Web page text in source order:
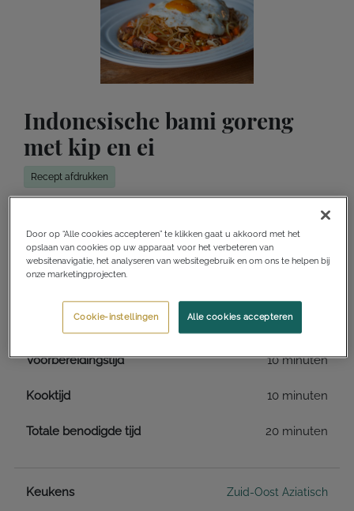
Indonesische bami goreng
met kip en ei
Recept afdrukken
Toevoegen aan receptenverzameling
Voorbereidingstijd 10 minuten
Kooktijd 10 minuten
Totale benodigde tijd 20 minuten
Keukens Zuid-Oost Aziatisch
Door op “Alle cookies accepteren” te klikken gaat u akkoord met het
opslaan van cookies op uw apparaat voor het verbeteren van
websitenavigatie, het analyseren van websitegebruik en om ons te helpen bij
onze marketingprojecten.
Alle cookies accepteren
Cookie-instellingen